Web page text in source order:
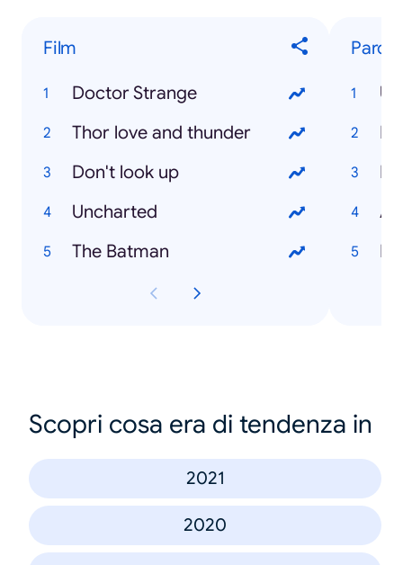
Film
Doctor Strange
Thor love and thunder
Don't look up
Uncharted
The Batman
Scopri cosa era di tendenza in
2021
2020